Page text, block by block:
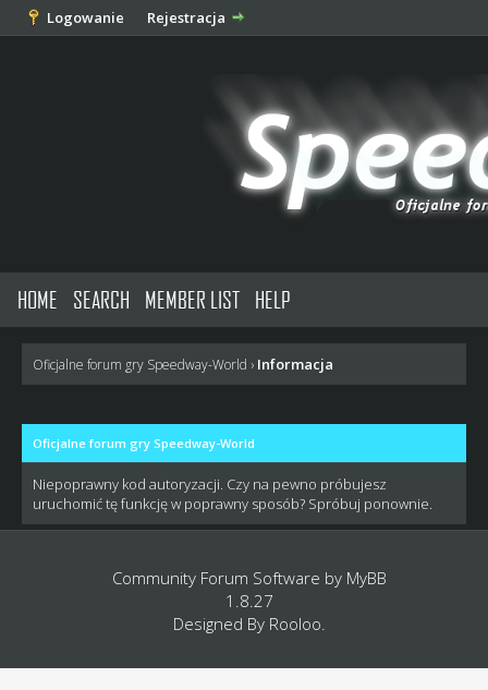
Logowanie Rejestracja
HOME SEARCH MEMBER LIST HELP
Oficjalne forum gry Speedway-World › Informacja
Oficjalne forum gry Speedway-World
Niepoprawny kod autoryzacji. Czy na pewno próbujesz
uruchomić tę funkcję w poprawny sposób? Spróbuj ponownie.
Community Forum Software by MyBB
1.8.27
Designed By Rooloo.